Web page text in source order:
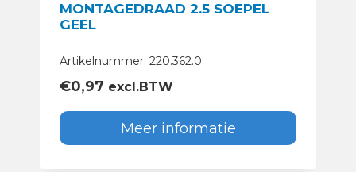
MONTAGEDRAAD 2.5 SOEPEL
GEEL
Artikelnummer: 220.362.0
€0,97 excl.BTW
Meer informatie